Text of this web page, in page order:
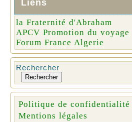
Liens
la Fraternité d'Abraham
APCV Promotion du voyage
Forum France Algerie
Rechercher
Rechercher
Politique de confidentialité
Mentions légales